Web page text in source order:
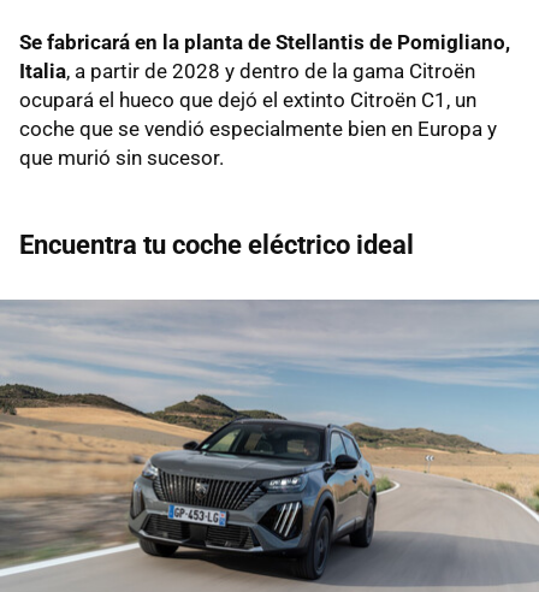
Se fabricará en la planta de Stellantis de Pomigliano,
Italia, a partir de 2028 y dentro de la gama Citroën
ocupará el hueco que dejó el extinto Citroën C1, un
coche que se vendió especialmente bien en Europa y
que murió sin sucesor.
Encuentra tu coche eléctrico ideal